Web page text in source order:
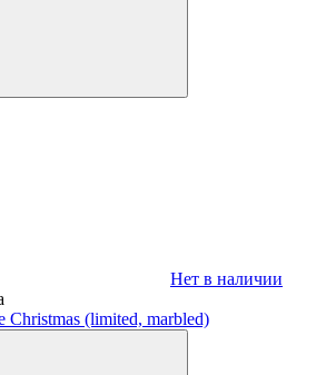
Нет в наличии
Christmas (limited, marbled)